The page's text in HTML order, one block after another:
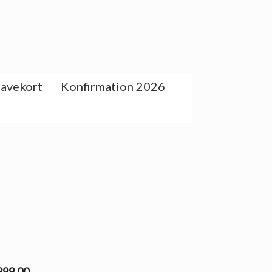
Konfirmation 2026